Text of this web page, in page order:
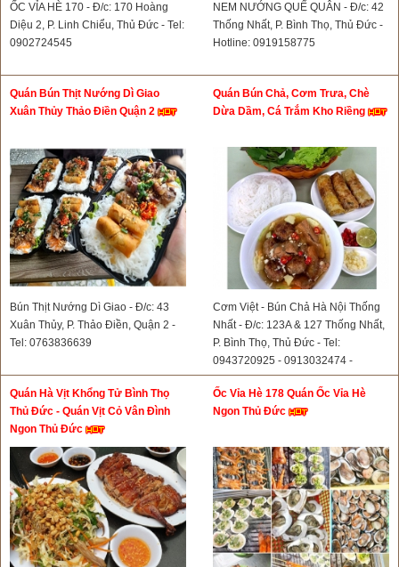
ỐC VỈA HÈ 170 - Đ/c: 170 Hoàng
Diệu 2, P. Linh Chiểu, Thủ Đức - Tel:
0902724545
NEM NƯỚNG QUẾ QUÂN - Đ/c: 42
Thống Nhất, P. Bình Thọ, Thủ Đức -
Hotline: 0919158775
Quán Bún Thịt Nướng Dì Giao
Xuân Thủy Thảo Điền Quận 2
Bún Thịt Nướng Dì Giao - Đ/c: 43
Xuân Thủy, P. Thảo Điền, Quận 2 -
Tel: 0763836639
Quán Bún Chả, Cơm Trưa, Chè
Dừa Dầm, Cá Trắm Kho Riềng
Cơm Việt - Bún Chả Hà Nội Thống
Nhất - Đ/c: 123A & 127 Thống Nhất,
P. Bình Thọ, Thủ Đức - Tel:
0943720925 - 0913032474 -
0898868939- 0816681166
Quán Hà Vịt Khổng Tử Bình Thọ
Thủ Đức - Quán Vịt Cỏ Vân Đình
Ngon Thủ Đức
Ốc Vỉa Hè 178 Quán Ốc Vỉa Hè
Ngon Thủ Đức